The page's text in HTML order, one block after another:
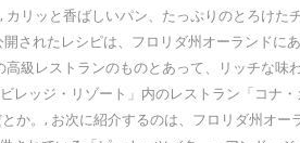
リッと香ばしいパン、たっぷりのとろけ
されたレシピは、フロリダ州オーランド
級レストランのものとあって、リッチな
ッジ・リゾート」内のレストラン「コナ
。, お次に紹介するのは、フロリダ州オ